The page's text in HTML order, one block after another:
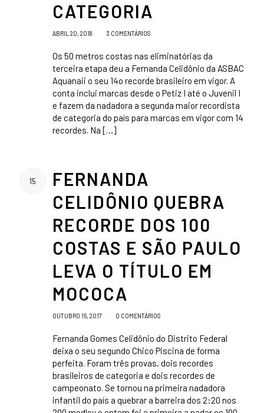
CATEGORIA
ABRIL 20, 2018 3 COMENTÁRIOS
/
Os 50 metros costas nas eliminatórias da
terceira etapa deu a Fernanda Celidônio da ASBAC
Aquanaii o seu 14o recorde brasileiro em vigor. A
conta inclui marcas desde o Petiz I até o Juvenil I
e fazem da nadadora a segunda maior recordista
de categoria do país para marcas em vigor com 14
recordes. Na […]
15
FERNANDA
CELIDÔNIO QUEBRA
RECORDE DOS 100
COSTAS E SÃO PAULO
LEVA O TÍTULO EM
MOCOCA
OUTUBRO 15, 2017 0 COMENTÁRIOS
/
Fernanda Gomes Celidônio do Distrito Federal
deixa o seu segundo Chico Piscina de forma
perfeita. Foram três provas, dois recordes
brasileiros de categoria e dois recordes de
campeonato. Se tornou na primeira nadadora
infantil do país a quebrar a barreira dos 2:20 nos